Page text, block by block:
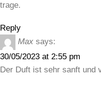
trage.
Reply
Max says:
30/05/2023 at 2:55 pm
Der Duft ist sehr sanft und